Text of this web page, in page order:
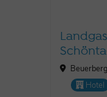
Hotel